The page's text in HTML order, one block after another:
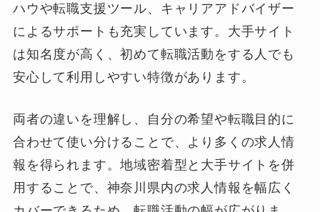
ハウや転職支援ツール、キャリアアドバイザー
によるサポートも充実しています。大手サイト
は知名度が高く、初めて転職活動をする人でも
安心して利用しやすい特徴があります。
両者の違いを理解し、自分の希望や転職目的に
合わせて使い分けることで、より多くの求人情
報を得られます。地域密着型と大手サイトを併
用することで、神奈川県内の求人情報を幅広く